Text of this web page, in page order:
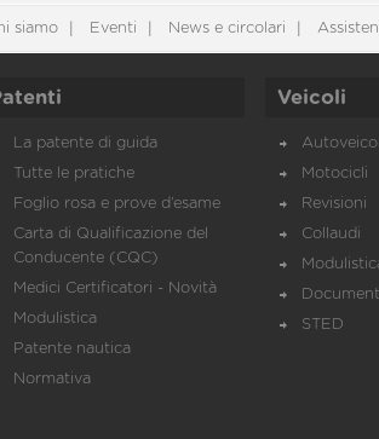
siamo Eventi News e circolari
La patente di guida
Tutte le pratiche
Foglio rosa e prove d’esame
Carta di Qualificazione del
Conducente (CQC)
Medici Certificatori - Novità
Modulistica
Patente nautica
Normativa
Veicoli
Motocicli
Revisioni
Collaudi
STED